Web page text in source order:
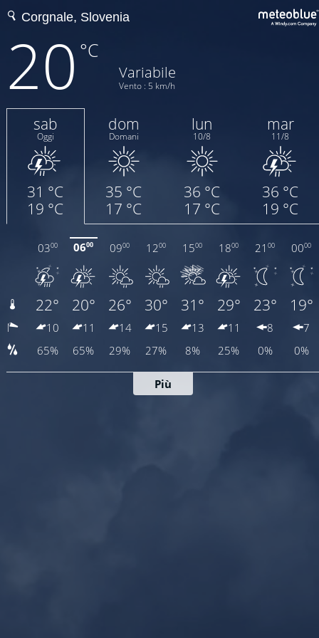
20 °C
Variabile
Vento : 5 km/h
sab
Oggi
31 °C
19 °C
dom
Domani
35 °C
17 °C
lun
10/8
36 °C
17 °C
mar
11/8
36 °C
19 °C
0300 0600 0900 1200 1500 1800 2100 0000
22° 20° 26° 30° 31° 29° 23° 19°
10 11 14 15 13 11 8
7
65%
65% 29% 27% 8% 25% 0% 0%
Più